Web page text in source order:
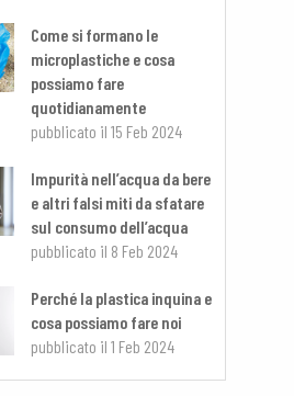
Come si formano le
microplastiche e cosa
possiamo fare
quotidianamente
pubblicato il 15 Feb 2024
Impurità nell’acqua da bere
e altri falsi miti da sfatare
sul consumo dell’acqua
pubblicato il 8 Feb 2024
Perché la plastica inquina e
cosa possiamo fare noi
pubblicato il 1 Feb 2024